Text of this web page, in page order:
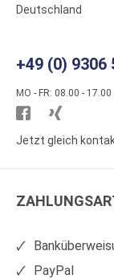
Deutschland
+49 (0) 9306
MO - FR: 08.00 - 17.00
Besuchen
Sie
auf
Sie
auf
Jetzt gleich
PayPal